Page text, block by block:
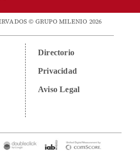
© GRUPO MILENIO 2026
Directorio
Privacidad
Aviso Legal